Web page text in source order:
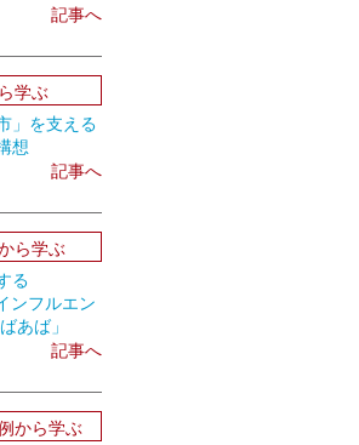
記事へ
学ぶ
」を支える
想
記事へ
ら学ぶ
る
フルエン
あば」
記事へ
から学ぶ